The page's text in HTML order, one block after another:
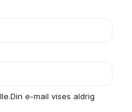
e-mail vises aldrig